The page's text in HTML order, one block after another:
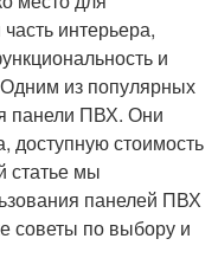
интерьера,
и
Одним из популярных
панели ПВХ. Они
доступную стоимость
статье мы
панелей ПВХ
советы по выбору и